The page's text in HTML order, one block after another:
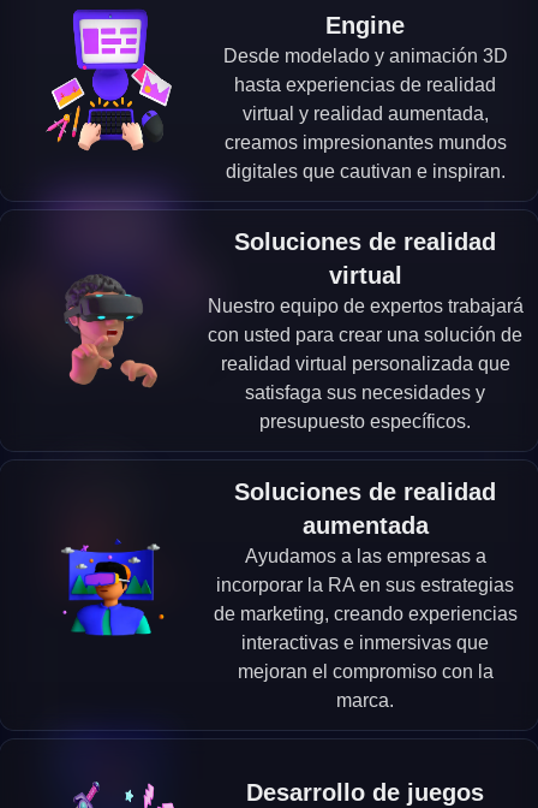
Engine
Desde modelado y animación 3D
hasta experiencias de realidad
virtual y realidad aumentada,
creamos impresionantes mundos
digitales que cautivan e inspiran.
Soluciones de realidad
virtual
Nuestro equipo de expertos trabajará
con usted para crear una solución de
realidad virtual personalizada que
satisfaga sus necesidades y
presupuesto específicos.
Soluciones de realidad
aumentada
Ayudamos a las empresas a
incorporar la RA en sus estrategias
de marketing, creando experiencias
interactivas e inmersivas que
mejoran el compromiso con la
marca.
Desarrollo de juegos